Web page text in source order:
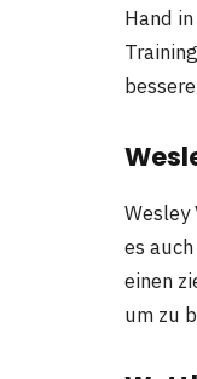
Hand
es
einen
um zu